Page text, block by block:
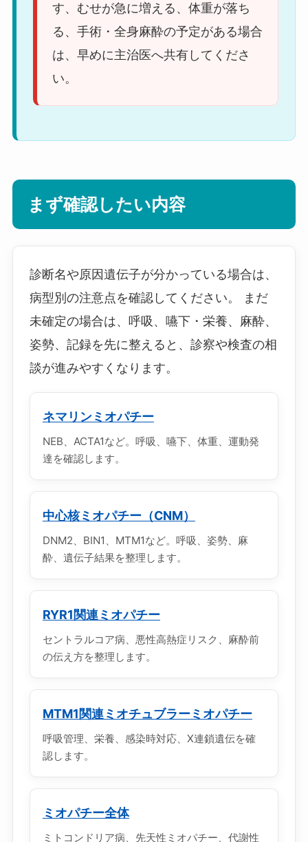
す、むせが急に増える、体重が落ち
る、手術・全身麻酔の予定がある場合
は、早めに主治医へ共有してくださ
い。
まず確認したい内容
診断名や原因遺伝子が分かっている場合は、
病型別の注意点を確認してください。 まだ
未確定の場合は、呼吸、嚥下・栄養、麻酔、
姿勢、記録を先に整えると、診察や検査の相
談が進みやすくなります。
ネマリンミオパチー
NEB、ACTA1など。呼吸、嚥下、体重、運動発
達を確認します。
中心核ミオパチー（CNM）
DNM2、BIN1、MTM1など。呼吸、姿勢、麻
酔、遺伝子結果を整理します。
RYR1関連ミオパチー
セントラルコア病、悪性高熱症リスク、麻酔前
の伝え方を整理します。
MTM1関連ミオチュブラーミオパチー
呼吸管理、栄養、感染時対応、X連鎖遺伝を確
認します。
ミオパチー全体
ミトコンドリア病、先天性ミオパチー、代謝性